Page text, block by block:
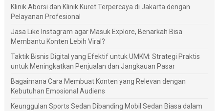
Klinik Aborsi dan Klinik Kuret Terpercaya di Jakarta dengan
Pelayanan Profesional
Jasa Like Instagram agar Masuk Explore, Benarkah Bisa
Membantu Konten Lebih Viral?
Taktik Bisnis Digital yang Efektif untuk UMKM: Strategi Praktis
untuk Meningkatkan Penjualan dan Jangkauan Pasar
Bagaimana Cara Membuat Konten yang Relevan dengan
Kebutuhan Emosional Audiens
Keunggulan Sports Sedan Dibanding Mobil Sedan Biasa dalam